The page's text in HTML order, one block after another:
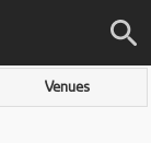
Venues